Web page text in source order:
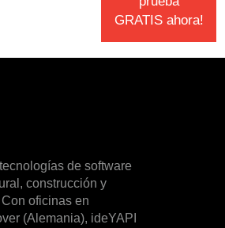
GRATIS ahora!
de software
construcción y
oficinas en
(Alemania), ideYAPI